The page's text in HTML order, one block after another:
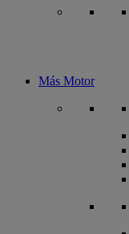
Más Motor